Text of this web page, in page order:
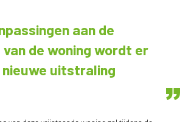
aan de
de woning wordt er
nieuwe uitstraling